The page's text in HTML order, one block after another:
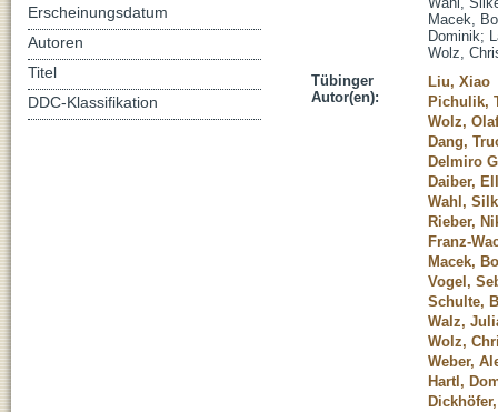
Macek,
Dominik;
Wolz,
Tübinger
Autor(en):
Liu, Xiao
Pichulik,
Wolz,
Dang,
Delmiro
Daiber,
Wahl,
Rieber,
Franz-
Macek,
Vogel,
Schulte,
Walz,
Wolz,
Weber,
Hartl,
Erscheinungsdatum
Autoren
Titel
DDC-Klassifikation